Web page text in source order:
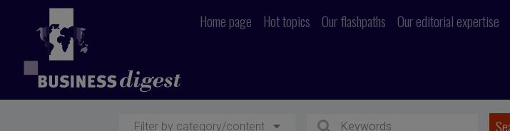
Home page Hot topics Our flashpaths Our editorial expertise
Filter by category/content